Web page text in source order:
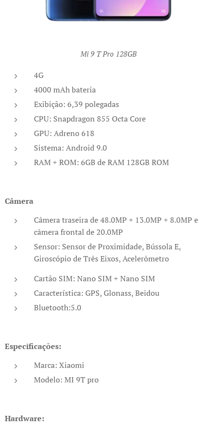
Mi 9 T Pro 128GB
4G
4000 mAh bateria
Exibição: 6,39 polegadas
CPU: Snapdragon 855 Octa Core
GPU: Adreno 618
Sistema: Android 9.0
RAM + ROM: 6GB de RAM 128GB ROM
Câmera
Câmera traseira de 48.0MP + 13.0MP + 8.0MP e
câmera frontal de 20.0MP
Sensor: Sensor de Proximidade, Bússola E,
Giroscópio de Três Eixos, Acelerômetro
Cartão SIM: Nano SIM + Nano SIM
Característica: GPS, Glonass, Beidou
Bluetooth:5.0
Especificações:
Marca: Xiaomi
Modelo: MI 9T pro
Hardware: